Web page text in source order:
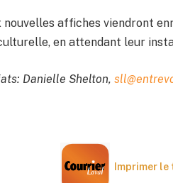
nouvelles affiches viendront
en attendant leur
Danielle Shelton,
Imprimer le